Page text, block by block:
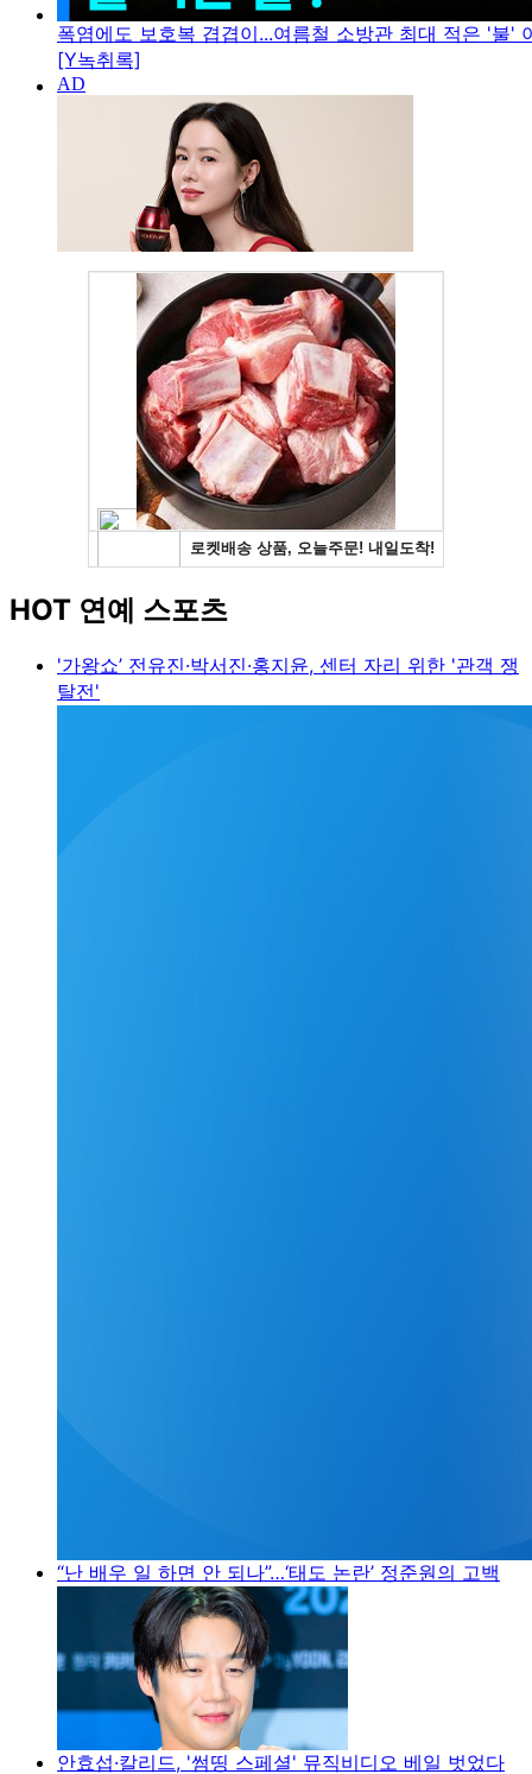
폭염에도 보호복 겹겹이...여름철 소방관 최대 적은 '불'
[Y녹취록]
HOT 연예 스포츠
'가왕쇼’ 전유진·박서진·홍지윤, 센터 자리 위한 '관객 쟁
탈전'
“난 배우 일 하면 안 되나”…‘태도 논란’ 정준원의 고백
안효섭·칼리드, '썸띵 스페셜' 뮤직비디오 베일 벗었다